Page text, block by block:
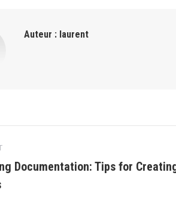
Auteur : laurent
Documentation: Tips for